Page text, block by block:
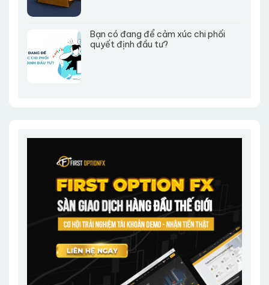
Bạn có đang để cảm xúc chi phối
quyết định đầu tư?